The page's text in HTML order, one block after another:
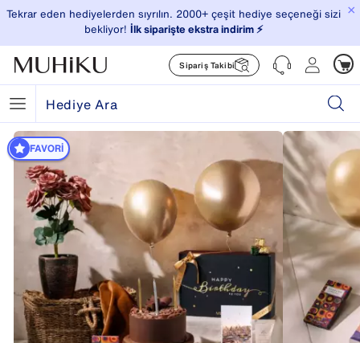
×
Tekrar eden hediyelerden sıyrılın. 2000+ çeşit hediye seçeneği sizi
bekliyor! İlk siparişte ekstra indirim ⚡️
Sipariş Takibi
FAVORI